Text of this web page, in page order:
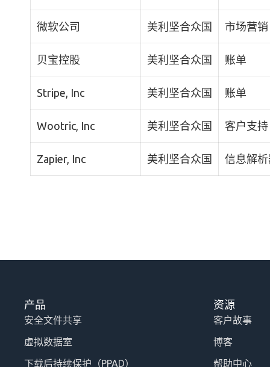
微软公司 美利坚合众国 市场营销
贝宝控股 美利坚合众国 账单
Stripe, Inc 美利坚合众国 账单
Wootric, Inc 美利坚合众国 客户支持
Zapier, Inc 美利坚合众国 信息解
产品
安全文件共享
虚拟数据室
下载后持续保护（PPAD）
资源
客户故事
博客
帮助中心